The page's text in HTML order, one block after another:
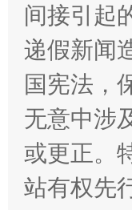
全民健身五年
间接引起
递假新闻
国宪法，
无意中涉
或更正。
站有权先